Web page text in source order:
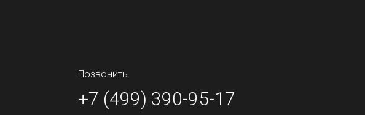
Позвонить
+7 (499) 390-95-17